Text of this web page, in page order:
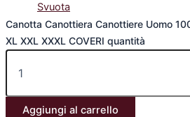
Svuota
Canotta Canottiera Canottiere Uomo
XL XXL XXXL COVERI quantità
Aggiungi al carrello